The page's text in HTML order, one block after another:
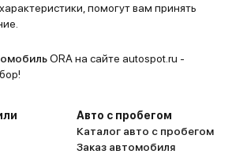
помогут вам принять
ORA на сайте autospot.ru -
Авто с пробегом
Каталог авто с пробегом
Заказ автомобиля